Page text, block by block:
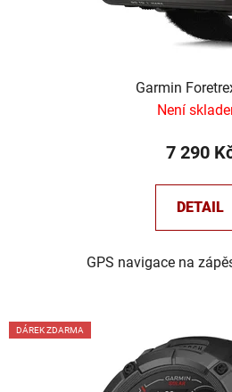
Garmin
Není
7 290
DETAIL
GPS navigace na
DÁREK ZDARMA